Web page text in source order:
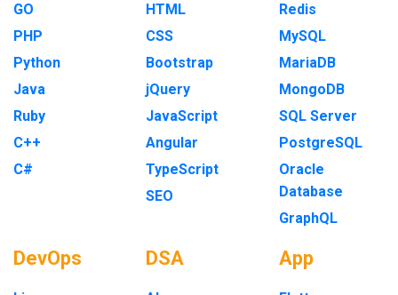
GO
PHP
Python
Java
Ruby
C++
C#
HTML
CSS
Bootstrap
jQuery
JavaScript
Angular
TypeScript
SEO
Redis
MySQL
MariaDB
MongoDB
SQL Server
PostgreSQL
Oracle
Database
GraphQL
DevOps DSA App